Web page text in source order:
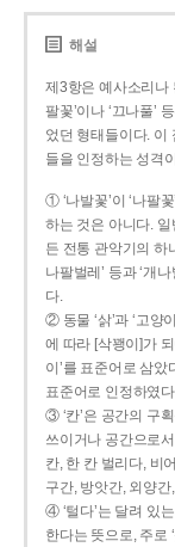
해설
제3항은 예사소리나
팔꽃’이나 ‘끄나풀’
었던 형태들이다. 이
들을 인정하는 성격
① ‘나발꽃’이 ‘나팔
하는 것은 아니다. 일
든 전통 관악기의 하
나팔벌레’ 등과 ‘개
다.
② 동물 ‘삵’과 ‘고양
에 따라 [삭꽹이]가
이’를 표준어로 삼았
표준어로 인정하였
③ ‘칸’은 공간의 구
쓰이거나 공간으로
칸, 한 칸 벌리다, 비
구간, 방앗간, 외양간
④ ‘털다’는 달려 있
한다는 뜻으로, 주로